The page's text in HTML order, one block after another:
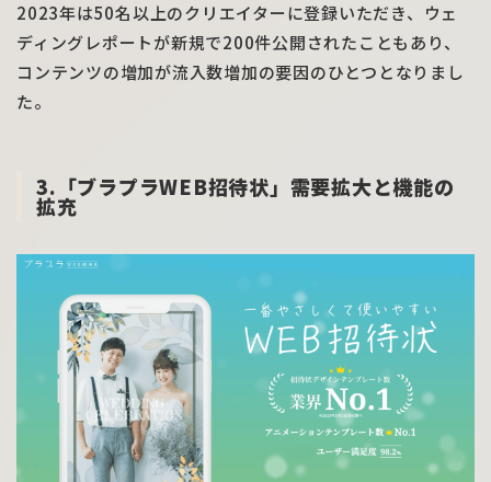
2023年は50名以上のクリエイターに登録いただき、ウェ
ディングレポートが新規で200件公開されたこともあり、
コンテンツの増加が流入数増加の要因のひとつとなりまし
た。
3.「ブラプラWEB招待状」需要拡大と機能の
拡充